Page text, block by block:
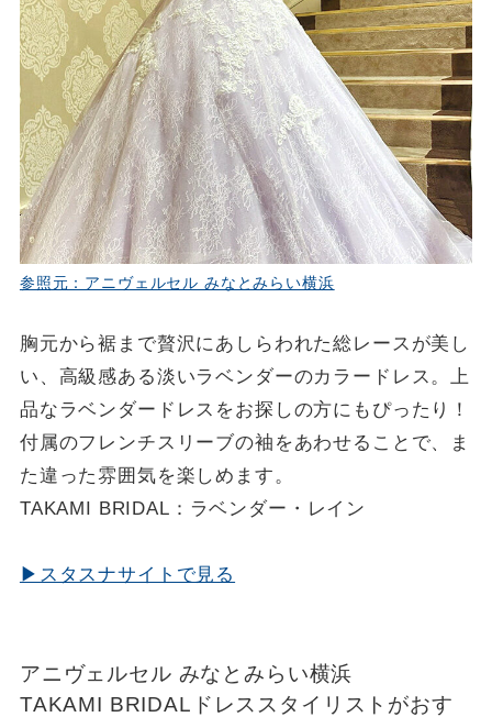
参照元：アニヴェルセル みなとみらい横浜
胸元から裾まで贅沢にあしらわれた総レースが美し
い、高級感ある淡いラベンダーのカラードレス。上
品なラベンダードレスをお探しの方にもぴったり！
付属のフレンチスリーブの袖をあわせることで、ま
た違った雰囲気を楽しめます。
TAKAMI BRIDAL：ラベンダー・レイン
▶スタスナサイトで見る
アニヴェルセル みなとみらい横浜
TAKAMI BRIDALドレススタイリストがおす